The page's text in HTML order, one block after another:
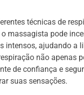
técnicas de
massagista pode
intensos, ajudando a
não apenas
de confiança e
suas sensações.